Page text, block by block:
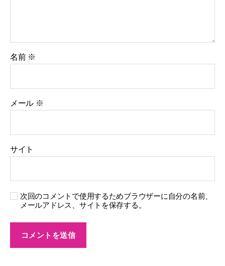
名前 ※
メール ※
サイト
次回のコメントで使用するためブラウザーに自分の名前、
メールアドレス、サイトを保存する。